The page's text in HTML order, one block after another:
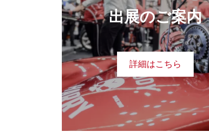
出展のご案内
詳細はこちら